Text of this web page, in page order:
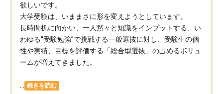
欲しいです。
大学受験は、いままさに形を変えようとしています。
長時間机に向かい、一人黙々と知識をインプットする、い
わゆる“受験勉強”で挑戦する一般選抜に対し、受験生の個
性や実績、目標を評価する「総合型選抜」の占めるボリュ
ームが増えてきました。
続きを読む